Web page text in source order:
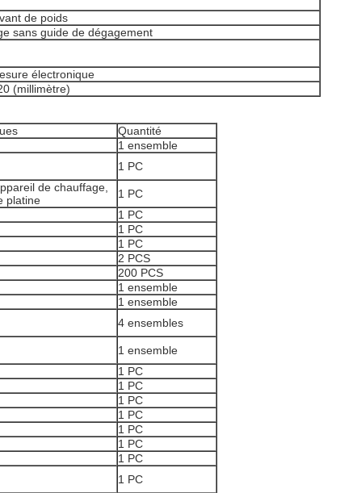
de poids
sans guide de dégagement
électronique
(millimètre)
Quantité
1 ensemble
1 PC
de chauffage,
platine
1 PC
1 PC
1 PC
1 PC
2 PCS
200 PCS
1 ensemble
1 ensemble
4 ensembles
1 ensemble
1 PC
1 PC
1 PC
1 PC
1 PC
1 PC
1 PC
1 PC